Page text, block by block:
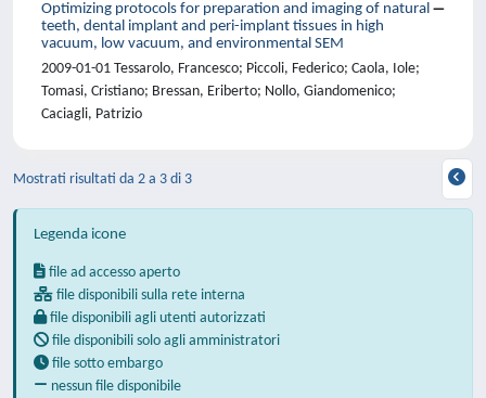
Optimizing protocols for preparation and imaging of natural
teeth, dental implant and peri-implant tissues in high
vacuum, low vacuum, and environmental SEM
2009-01-01 Tessarolo, Francesco; Piccoli, Federico; Caola, Iole;
Tomasi, Cristiano; Bressan, Eriberto; Nollo, Giandomenico;
Caciagli, Patrizio
Mostrati risultati da 2 a 3 di 3
Legenda icone
file ad accesso aperto
file disponibili sulla rete interna
file disponibili agli utenti autorizzati
file disponibili solo agli amministratori
file sotto embargo
nessun file disponibile